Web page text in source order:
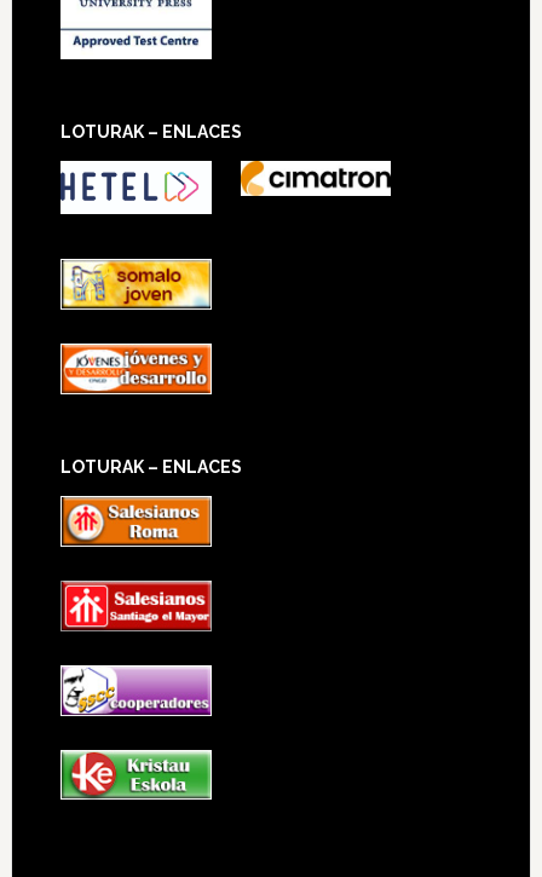
LOTURAK – ENLACES
LOTURAK – ENLACES